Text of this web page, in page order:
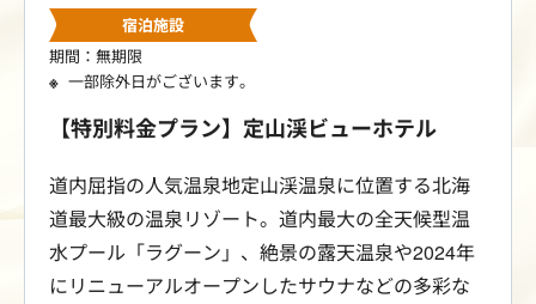
宿泊施設
期間：無期限
一部除外日がございます。
【特別料金プラン】定山渓ビューホテル
道内屈指の人気温泉地定山渓温泉に位置する北海
道最大級の温泉リゾート。道内最大の全天候型温
水プール「ラグーン」、絶景の露天温泉や2024年
にリニューアルオープンしたサウナなどの多彩な